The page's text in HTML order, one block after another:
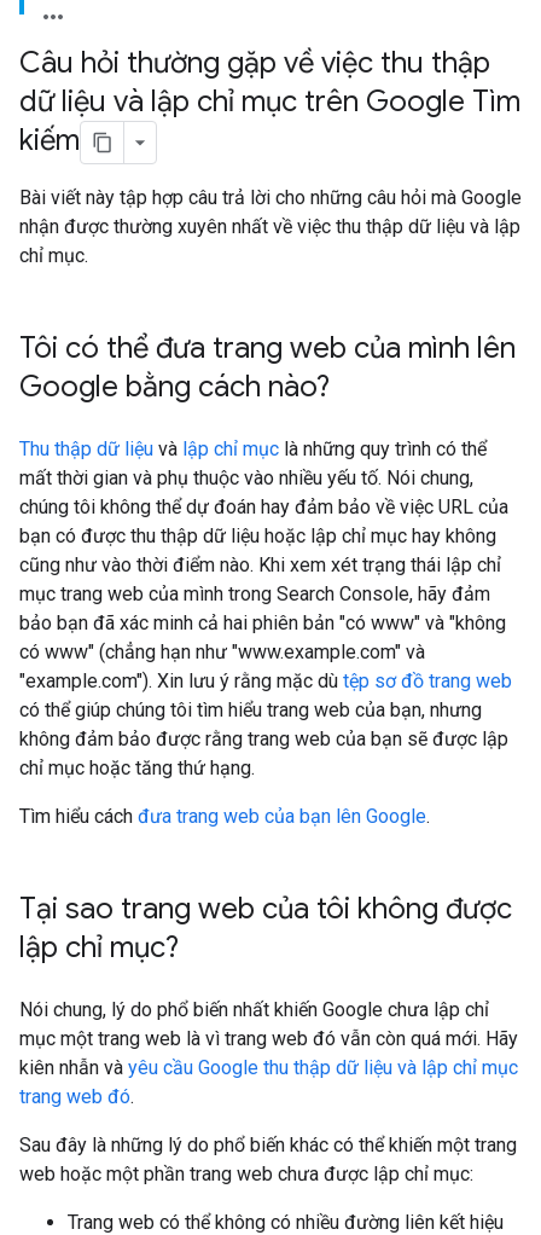
Câu hỏi thường gặp về việc thu thập
dữ liệu và lập chỉ mục trên Google Tìm
kiếm
Bài viết này tập hợp câu trả lời cho những câu hỏi mà Google
nhận được thường xuyên nhất về việc thu thập dữ liệu và lập
chỉ mục.
Tôi có thể đưa trang web của mình lên
Google bằng cách nào?
Thu thập dữ liệu và lập chỉ mục là những quy trình có thể
mất thời gian và phụ thuộc vào nhiều yếu tố. Nói chung,
chúng tôi không thể dự đoán hay đảm bảo về việc URL của
bạn có được thu thập dữ liệu hoặc lập chỉ mục hay không
cũng như vào thời điểm nào. Khi xem xét trạng thái lập chỉ
mục trang web của mình trong Search Console, hãy đảm
bảo bạn đã xác minh cả hai phiên bản "có www" và "không
có www" (chẳng hạn như "www.example.com" và
"example.com"). Xin lưu ý rằng mặc dù tệp sơ đồ trang web
có thể giúp chúng tôi tìm hiểu trang web của bạn, nhưng
không đảm bảo được rằng trang web của bạn sẽ được lập
chỉ mục hoặc tăng thứ hạng.
Tìm hiểu cách đưa trang web của bạn lên Google.
Tại sao trang web của tôi không được
lập chỉ mục?
Nói chung, lý do phổ biến nhất khiến Google chưa lập chỉ
mục một trang web là vì trang web đó vẫn còn quá mới. Hãy
kiên nhẫn và yêu cầu Google thu thập dữ liệu và lập chỉ mục
trang web đó.
Sau đây là những lý do phổ biến khác có thể khiến một trang
web hoặc một phần trang web chưa được lập chỉ mục:
Trang web có thể không có nhiều đường liên kết hiệu